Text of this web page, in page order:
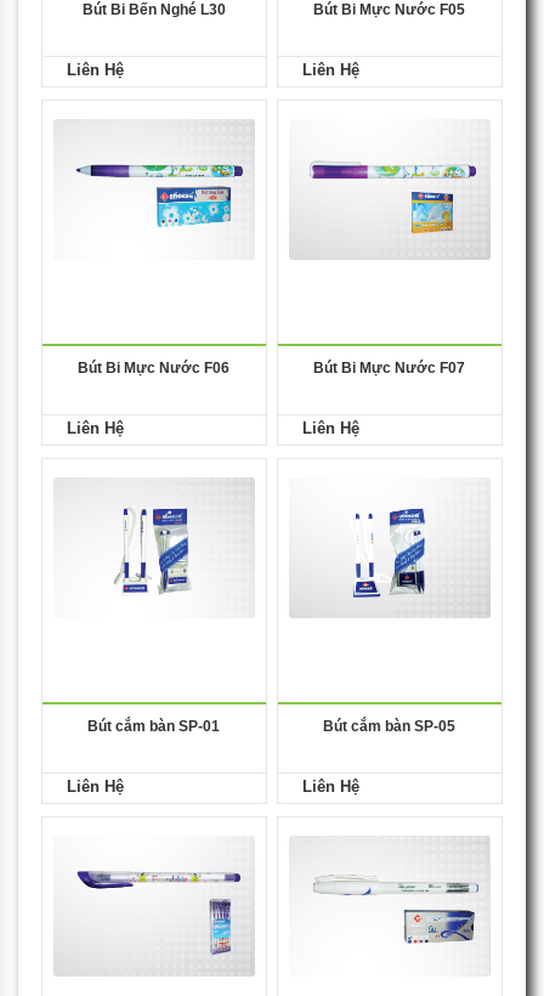
Bút Bi Bến Nghé L30
Liên Hệ
Bút Bi Mực Nước F05
Liên Hệ
Bút Bi Mực Nước F06
Liên Hệ
Bút Bi Mực Nước F07
Liên Hệ
Bút cắm bàn SP-01
Liên Hệ
Bút cắm bàn SP-05
Liên Hệ